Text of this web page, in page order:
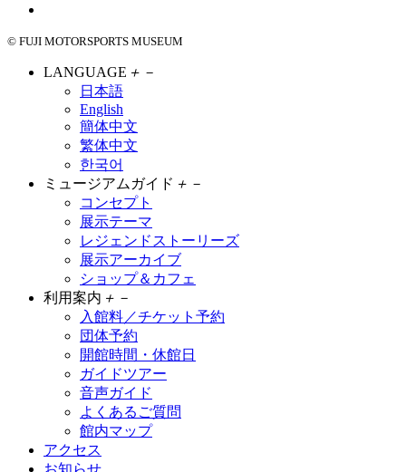
© FUJI MOTORSPORTS MUSEUM
LANGUAGE ＋ －
日本語
English
簡体中文
繁体中文
한국어
ミュージアムガイド ＋ －
コンセプト
展示テーマ
レジェンドストーリーズ
展示アーカイブ
ショップ＆カフェ
利用案内 ＋ －
入館料／チケット予約
団体予約
開館時間・休館日
ガイドツアー
音声ガイド
よくあるご質問
館内マップ
アクセス